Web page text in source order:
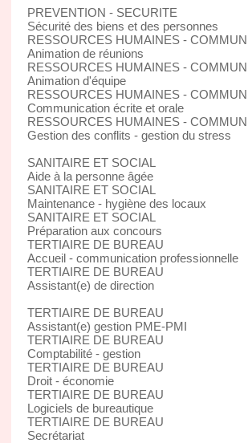
PREVENTION - SECURITE
Sécurité des biens et des personnes
RESSOURCES HUMAINES -
Animation de réunions
RESSOURCES HUMAINES -
Animation d'équipe
RESSOURCES HUMAINES -
Communication écrite et orale
RESSOURCES HUMAINES -
Gestion des conflits - gestion du stress
SANITAIRE ET SOCIAL
Aide à la personne âgée
SANITAIRE ET SOCIAL
Maintenance - hygiène des locaux
SANITAIRE ET SOCIAL
Préparation aux concours
TERTIAIRE DE BUREAU
Accueil - communication professionnelle
TERTIAIRE DE BUREAU
Assistant(e) de direction
TERTIAIRE DE BUREAU
Assistant(e) gestion PME-PMI
TERTIAIRE DE BUREAU
Comptabilité - gestion
TERTIAIRE DE BUREAU
Droit - économie
TERTIAIRE DE BUREAU
Logiciels de bureautique
TERTIAIRE DE BUREAU
Secrétariat